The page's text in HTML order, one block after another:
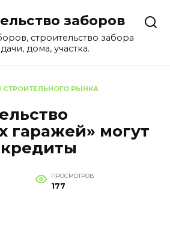
заборов
строительство забора
дома, участка.
СТРОИТЕЛЬНОГО РЫНКА
гаражей» могут
ПРОСМОТРОВ
177